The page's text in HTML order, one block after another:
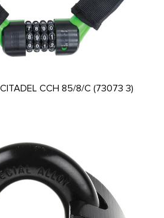
CCH 85/8/C (73073 3)